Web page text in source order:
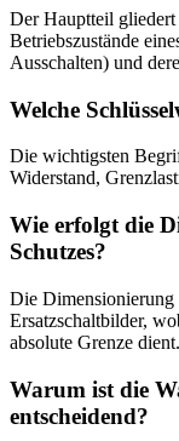
Der Hauptteil gliedert
Betriebszustände
Ausschalten) und
Welche
Die wichtigsten
Widerstand,
Wie erfolgt die
Schutzes?
Die Dimensionierung
Ersatzschaltbilder,
absolute Grenze dient.
Warum ist die
entscheidend?